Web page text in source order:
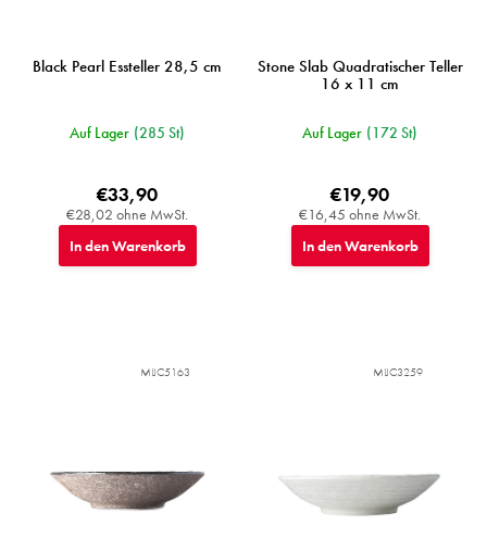
Black Pearl Essteller 28,5 cm
Auf Lager (285 St)
€28,02 ohne MwSt.
€33,90
In den Warenkorb
Stone Slab Quadratischer Teller
16 x 11 cm
Auf Lager (172 St)
€16,45 ohne MwSt.
€19,90
In den Warenkorb
MIJC5163 MIJC3259